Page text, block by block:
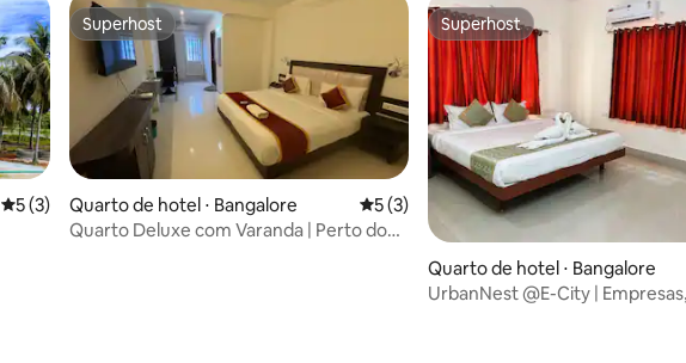
5 de uma avaliação média de 5, 3 avaliações
5 (3)
Superhost
Superhost
Quarto de hotel ⋅ Bangalore 5 de uma avaliação média de 5, 3
5 (3)
Quarto Deluxe com Varanda | Perto do
Superhost
Superhost
Quarto de hotel ⋅ Bangalore
UrbanNest @E-City |